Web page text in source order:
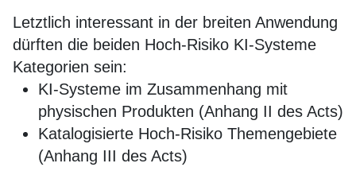
Letztlich interessant in der breiten Anwendung
dürften die beiden Hoch-Risiko KI-Systeme
Kategorien sein:
KI-Systeme im Zusammenhang mit
physischen Produkten (Anhang II des Acts)
Katalogisierte Hoch-Risiko Themengebiete
(Anhang III des Acts)